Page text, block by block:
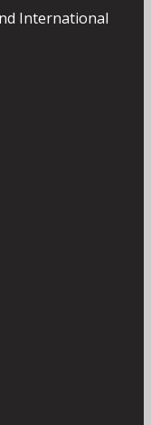
International